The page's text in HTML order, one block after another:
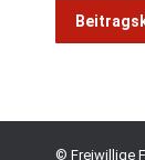
© Freiwillige